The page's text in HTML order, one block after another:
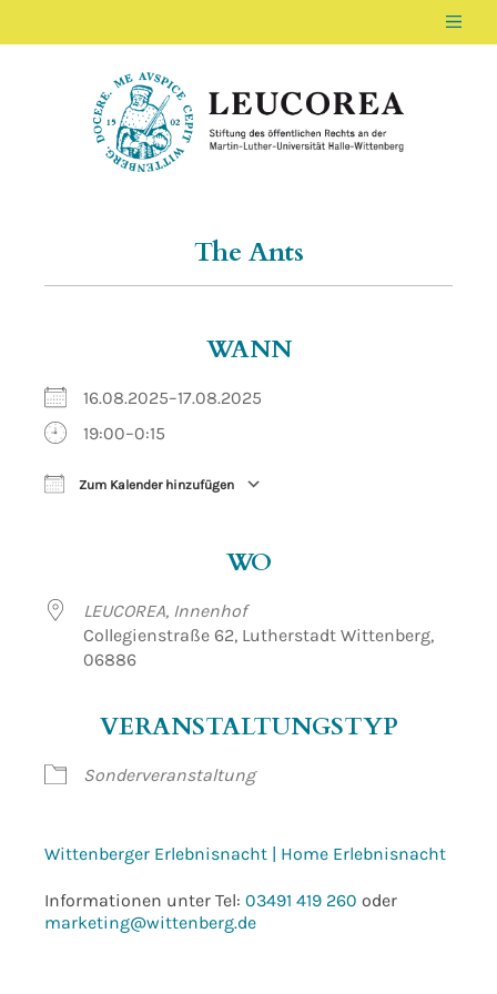
LEUCOREA DE
Stiftung des öffentlichen Rechts an der
The Ants
WANN
16.08.2025–17.08.2025
19:00–0:15
Zum Kalender hinzufügen
WO
LEUCOREA, Innenhof
Collegienstraße 62, Lutherstadt Wittenberg,
06886
VERANSTALTUNGSTYP
Sonderveranstaltung
Wittenberger Erlebnisnacht | Home Erlebnisnacht
Informationen unter Tel: 03491 419 260 oder
marketing@wittenberg.de